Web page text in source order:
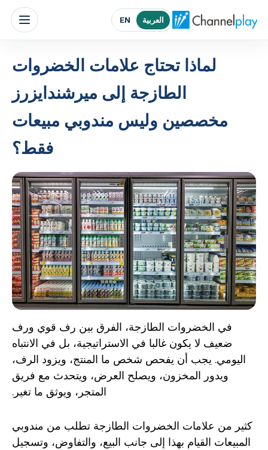
الصفحة الرئيسية لتشانلبلاي الشرق الأوسط
EN العربية
لماذا تحتاج علامات الخضروات
الطازجة إلى ميرشندايزرز
مخصصين وليس مندوبي مبيعات
فقط؟
في الخضروات الطازجة، الفرق بين رف قوي ورف
ضعيف لا يكون غالبا في الاستراتيجية، بل في الانتباه
اليومي. يجب أن يفحص شخص ما المنتج، ويزود الرف،
ويدور المخزون، ويصلح العرض، ويتحدث مع فريق
المتجر، ويوثق ما تغير.
كثير من علامات الخضروات الطازجة تطلب من مندوبي
المبيعات القيام بهذا إلى جانب البيع، والتفاوض، وتسجيل